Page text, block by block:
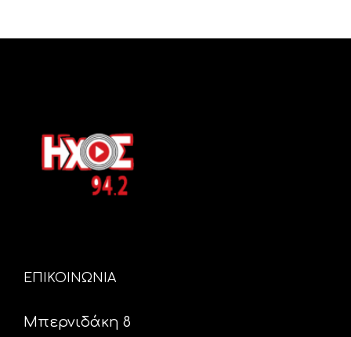
ΕΠΙΚΟΙΝΩΝΙΑ
Μπερνιδάκη 8